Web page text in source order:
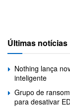
Últimas notícias
Nothing lança
inteligente
Grupo de
para desativar